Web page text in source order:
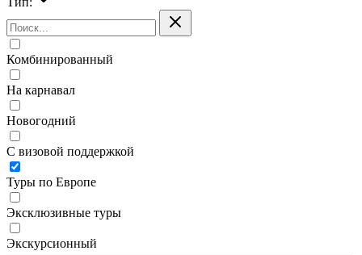
Комбинированный
На карнавал
Новогодний
С визовой поддержкой
Туры по Европе
Эксклюзивные туры
Экскурсионный